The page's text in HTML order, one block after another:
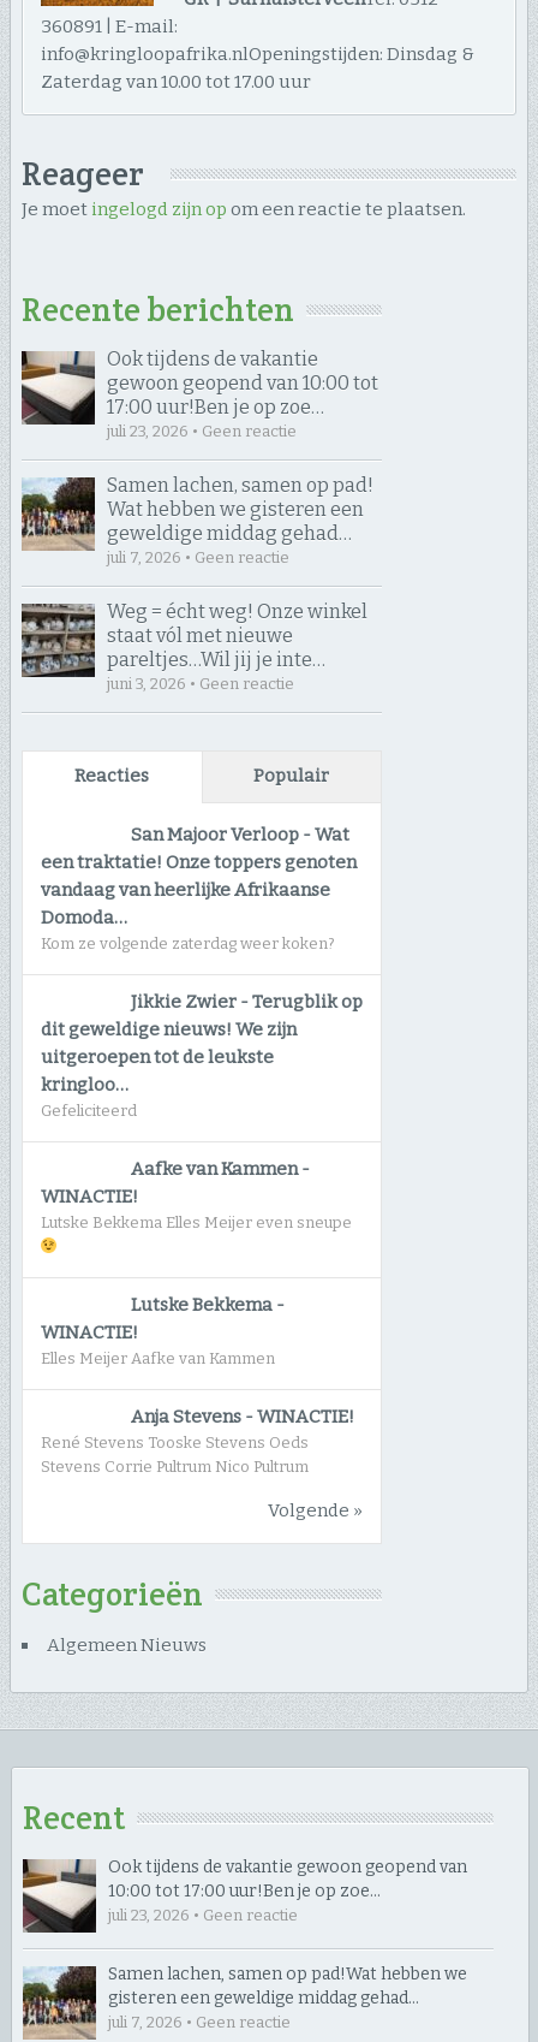
360891 | E-mail:
info@kringloopafrika.nlOpeningstijden: Dinsdag &
Zaterdag van 10.00 tot 17.00 uur
Reageer
Je moet ingelogd zijn op om een reactie te plaatsen.
Recente berichten
Ook tijdens de vakantie
gewoon geopend van 10:00 tot
17:00 uur! ​Ben je op zoe…
juli 23, 2026 • Geen reactie
Samen lachen, samen op pad! ​
Wat hebben we gisteren een
geweldige middag gehad…
juli 7, 2026 • Geen reactie
Weg = écht weg! Onze winkel
staat vól met nieuwe
pareltjes… ​Wil jij je inte…
juni 3, 2026 • Geen reactie
Reacties Populair
San Majoor Verloop -Wat
een traktatie! Onze toppers genoten
vandaag van heerlijke Afrikaanse
Domoda…
Kom ze volgende zaterdag weer koken?
Jikkie Zwier -Terugblik op
dit geweldige nieuws! We zijn
uitgeroepen tot de leukste
kringloo…
Gefeliciteerd
Aafke van Kammen-
WINACTIE!
Lutske Bekkema Elles Meijer even sneupe
Lutske Bekkema -
WINACTIE!
Elles Meijer Aafke van Kammen
Anja Stevens -WINACTIE!
René Stevens Tooske Stevens Oeds
Stevens Corrie Pultrum Nico Pultrum
Volgende »
Categorieën
Algemeen Nieuws
Recent
Ook tijdens de vakantie gewoon geopend van
10:00 tot 17:00 uur! ​Ben je op zoe…
juli 23, 2026 • Geen reactie
Samen lachen, samen op pad! ​Wat hebben we
gisteren een geweldige middag gehad…
juli 7, 2026 • Geen reactie